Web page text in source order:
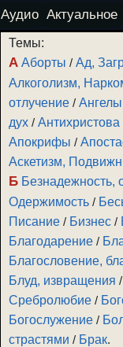
Аудио Актуальное
Темы:
А Аборты /Ад,
Алкоголизм,
отлучение /Ангелы
дух /Антихристова
Апокрифы /
Аскетизм,
Б Безнадежность,
Одержимость /
Писание / Бизнес /
Благодарение /
Благословение,
Блуд, извращения /
Сребролюбие /
Богослужение /
страстями / Брак.